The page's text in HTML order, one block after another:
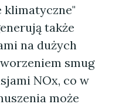
klimatyczne"
także
na dużych
smug
NOx, co w
może